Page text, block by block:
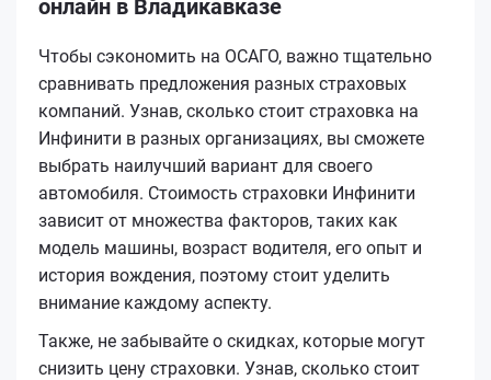
онлайн в Владикавказе
Чтобы сэкономить на ОСАГО, важно тщательно
сравнивать предложения разных страховых
компаний. Узнав, сколько стоит страховка на
Инфинити в разных организациях, вы сможете
выбрать наилучший вариант для своего
автомобиля. Стоимость страховки Инфинити
зависит от множества факторов, таких как
модель машины, возраст водителя, его опыт и
история вождения, поэтому стоит уделить
внимание каждому аспекту.
Также, не забывайте о скидках, которые могут
снизить цену страховки. Узнав, сколько стоит